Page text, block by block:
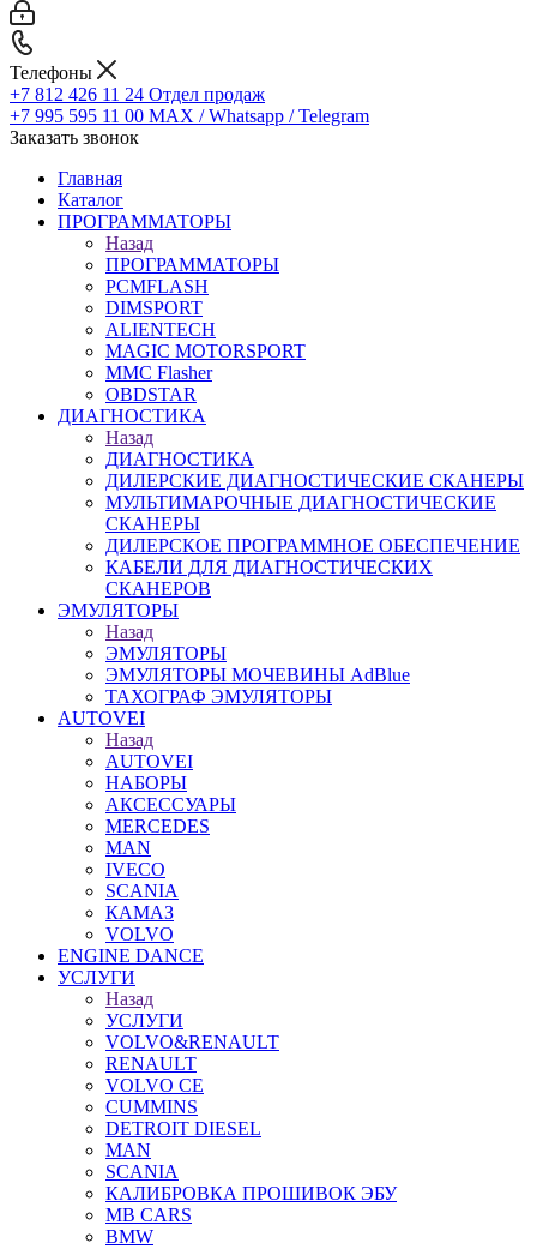
Телефоны
+7 812 426 11 24 Отдел продаж
+7 995 595 11 00 MAX / Whatsapp / Telegram
Заказать звонок
Главная
Каталог
ПРОГРАММАТОРЫ
Назад
ПРОГРАММАТОРЫ
PCMFLASH
DIMSPORT
ALIENTECH
MAGIC MOTORSPORT
MMC Flasher
OBDSTAR
ДИАГНОСТИКА
Назад
ДИАГНОСТИКА
ДИЛЕРСКИЕ ДИАГНОСТИЧЕСКИЕ СКАНЕРЫ
МУЛЬТИМАРОЧНЫЕ ДИАГНОСТИЧЕСКИЕ
СКАНЕРЫ
ДИЛЕРСКОЕ ПРОГРАММНОЕ ОБЕСПЕЧЕНИЕ
КАБЕЛИ ДЛЯ ДИАГНОСТИЧЕСКИХ
СКАНЕРОВ
ЭМУЛЯТОРЫ
Назад
ЭМУЛЯТОРЫ
ЭМУЛЯТОРЫ МОЧЕВИНЫ АdBlue
ТАХОГРАФ ЭМУЛЯТОРЫ
AUTOVEI
Назад
AUTOVEI
НАБОРЫ
АКСЕССУАРЫ
MERCEDES
MAN
IVECO
SCANIA
КАМАЗ
VOLVO
ENGINE DANCE
УСЛУГИ
Назад
УСЛУГИ
VOLVO&RENAULT
RENAULT
VOLVO CE
CUMMINS
DETROIT DIESEL
MAN
SCANIA
КАЛИБРОВКА ПРОШИВОК ЭБУ
MB CARS
BMW